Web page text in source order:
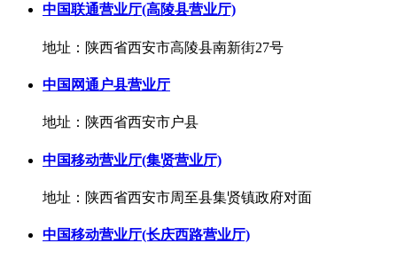
中国联通营业厅(高陵县营业厅)
地址：陕西省西安市高陵县南新街27号
中国网通户县营业厅
地址：陕西省西安市户县
中国移动营业厅(集贤营业厅)
地址：陕西省西安市周至县集贤镇政府对面
中国移动营业厅(长庆西路营业厅)